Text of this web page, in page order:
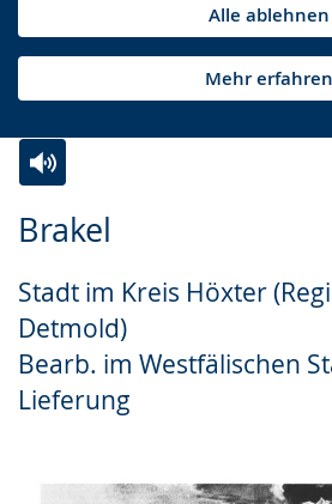
Alle ablehnen
Mehr erfahren
Brakel
Stadt im Kreis Höxter
Detmold)
Bearb. im Westfälischen
Lieferung
Leichten
wechseln.
Audio-
Video
Deutscher
Gebärdensprache
wird
angezeigt.